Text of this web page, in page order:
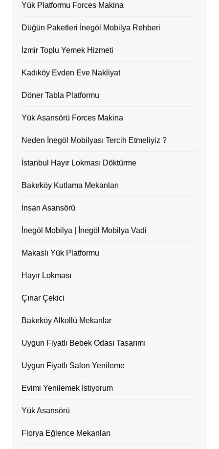
Yük Platformu Forces Makina
Düğün Paketleri İnegöl Mobilya Rehberi
İzmir Toplu Yemek Hizmeti
Kadıköy Evden Eve Nakliyat
Döner Tabla Platformu
Yük Asansörü Forces Makina
Neden İnegöl Mobilyası Tercih Etmeliyiz ?
İstanbul Hayır Lokması Döktürme
Bakırköy Kutlama Mekanları
İnsan Asansörü
İnegöl Mobilya | İnegöl Mobilya Vadi
Makaslı Yük Platformu
Hayır Lokması
Çınar Çekici
Bakırköy Alkollü Mekanlar
Uygun Fiyatlı Bebek Odası Tasarımı
Uygun Fiyatlı Salon Yenileme
Evimi Yenilemek İstiyorum
Yük Asansörü
Florya Eğlence Mekanları